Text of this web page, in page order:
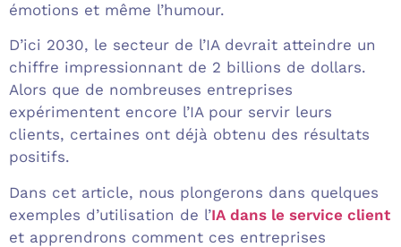
émotions et même l’humour.
D’ici 2030, le secteur de l’IA devrait atteindre un
chiffre impressionnant de 2 billions de dollars.
Alors que de nombreuses entreprises
expérimentent encore l’IA pour servir leurs
clients, certaines ont déjà obtenu des résultats
positifs.
Dans cet article, nous plongerons dans quelques
exemples d’utilisation de l’IA dans le service client
et apprendrons comment ces entreprises